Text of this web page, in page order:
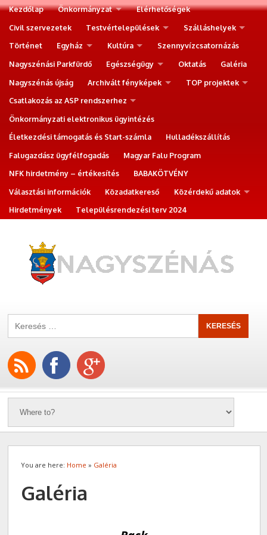
Kezdőlap Önkormányzat
Elérhetőségek
Civil szervezetek
Testvértelepülések
Szálláshelyek
Történet
Egyház Kultúra
Szennyvízcsatornázás
Nagyszénási Parkfürdő
Egészségügy Oktatás
Galéria
Nagyszénás újság
Archivált fényképek
TOP projektek
Csatlakozás az ASP rendszerhez
Önkormányzati elektronikus ügyintézés
Életkezdési támogatás és Start-számla
Hulladékszállítás
Falugazdász ügyfélfogadás
Magyar Falu Program
NFK hirdetmény – értékesítés
BABAKÖTVÉNY
Választási információk
Közadatkereső
Közérdekű adatok
Hirdetmények
Településrendezési terv 2024
You are here: Home » Galéria
Galéria